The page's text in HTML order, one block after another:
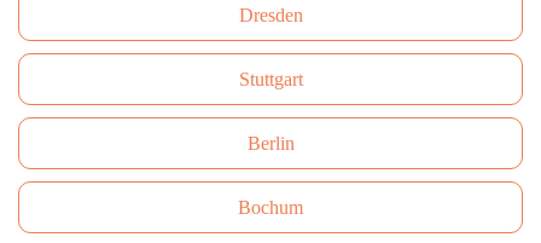
Dresden
Stuttgart
Berlin
Bochum